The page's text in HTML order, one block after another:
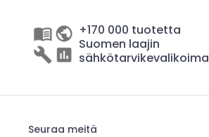
+170 000 tuotetta
Suomen laajin
sähkötarvikevalikoima
Seuraa meitä